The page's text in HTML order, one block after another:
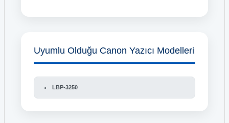
Uyumlu Olduğu Canon Yazıcı Modelleri
LBP-3250